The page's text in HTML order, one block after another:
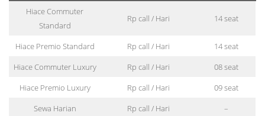
Hiace Commuter
Standard
Rp call / Hari 14 seat
Hiace Premio Standard Rp call / Hari
14 seat
Hiace Commuter Luxury
Rp call / Hari
08 seat
Hiace Premio Luxury
Rp call / Hari
09 seat
Sewa Harian
Rp call / Hari
–